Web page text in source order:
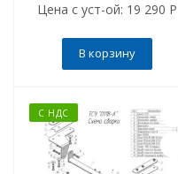
Цена с уст-ой: 19 290 P
В корзину
С НДС